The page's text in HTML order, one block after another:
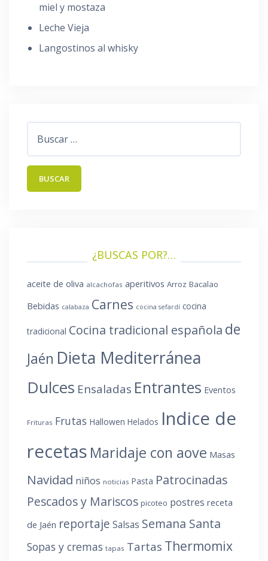
miel y mostaza
Leche Vieja
Langostinos al whisky
¿BUSCAS POR?…
aceite de oliva alcachofas aperitivos Arroz Bacalao
Bebidas calabaza Carnes cocina sefardí cocina
tradicional Cocina tradicional española de
Jaén Dieta Mediterránea
Dulces Ensaladas Entrantes Eventos
Frituras Frutas Hallowen Helados Indice de
recetas Maridaje con aove Masas
Navidad niños noticias Pasta Patrocinadas
Pescados y Mariscos picoteo postres receta
de Jaén reportaje Salsas Semana Santa
Sopas y cremas tapas Tartas Thermomix